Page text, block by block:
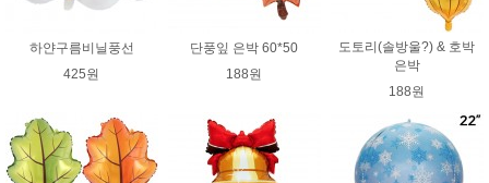
하얀구름비닐풍선
425원
단풍잎 은박 60*50
188원
도토리(솔방울?) & 호박
은박
188원